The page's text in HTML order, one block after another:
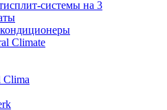
системы на 3
Climate
Clima